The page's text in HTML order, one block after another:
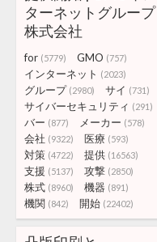
ターネットグループ
株式会社
for (5779) GMO (757)
インターネット (2023)
グループ (2980) サイ (731)
サイバーセキュリティ (291)
バー (877) メーカー (578)
会社 (9322) 医療 (593)
対策 (4722) 提供 (16563)
支援 (5137) 攻撃 (2850)
株式 (8960) 機器 (891)
機関 (842) 開始 (22402)